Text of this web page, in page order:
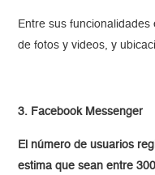
Entre sus
de fotos y videos, y
3. Facebook Messenger
El número de usuarios
estima que sean entre